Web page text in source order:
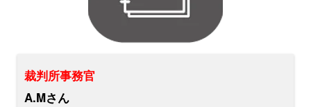
裁判所事務官
A.Mさん